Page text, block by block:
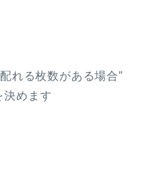
れる枚数がある場合”
決めます